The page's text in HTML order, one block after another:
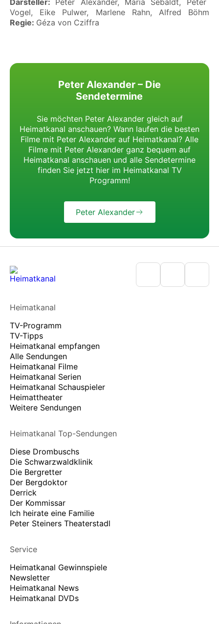
Darsteller: Peter Alexander, Maria Sebaldt, Peter
Vogel, Eike Pulwer, Marlene Rahn, Alfred Böhm
Regie: Géza von Cziffra
Peter Alexander – Die
Sendetermine
Sie möchten Peter Alexander gleich auf
Heimatkanal anschauen? Wann laufen die besten
Filme mit Peter Alexander auf Heimatkanal? Alle
Filme mit Peter Alexander ganz bequem auf
Heimatkanal anschauen und alle Sendetermine
finden Sie jetzt hier im Heimatkanal TV
Programm!
Peter Alexander
Heimatkanal
TV-Programm
TV-Tipps
Heimatkanal empfangen
Alle Sendungen
Heimatkanal Filme
Heimatkanal Serien
Heimatkanal Schauspieler
Heimattheater
Weitere Sendungen
Heimatkanal Top-Sendungen
Diese Drombuschs
Die Schwarzwaldklinik
Die Bergretter
Der Bergdoktor
Derrick
Der Kommissar
Ich heirate eine Familie
Peter Steiners Theaterstadl
Service
Heimatkanal Gewinnspiele
Newsletter
Heimatkanal News
Heimatkanal DVDs